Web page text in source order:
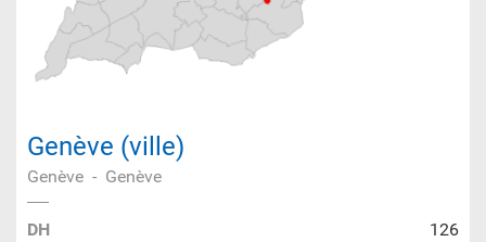
Genève (ville)
Genève - Genève
DH
126